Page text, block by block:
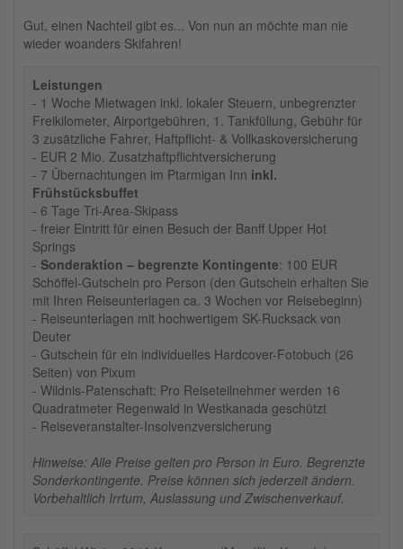
Gut, einen Nachteil gibt es... Von nun an möchte man nie
wieder woanders Skifahren!
Leistungen
- 1 Woche Mietwagen inkl. lokaler Steuern, unbegrenzter
Freikilometer, Airportgebühren, 1. Tankfüllung, Gebühr für
3 zusätzliche Fahrer, Haftpflicht- & Vollkaskoversicherung
- EUR 2 Mio. Zusatzhaftpflichtversicherung
- 7 Übernachtungen im Ptarmigan Inn inkl.
Frühstücksbuffet
- 6 Tage Tri-Area-Skipass
- freier Eintritt für einen Besuch der Banff Upper Hot
Springs
- Sonderaktion – begrenzte Kontingente: 100 EUR
Schöffel-Gutschein pro Person (den Gutschein erhalten Sie
mit Ihren Reiseunterlagen ca. 3 Wochen vor Reisebeginn)
- Reiseunterlagen mit hochwertigem SK-Rucksack von
Deuter
- Gutschein für ein individuelles Hardcover-Fotobuch (26
Seiten) von Pixum
- Wildnis-Patenschaft: Pro Reiseteilnehmer werden 16
Quadratmeter Regenwald in Westkanada geschützt
- Reiseveranstalter-Insolvenzversicherung
Hinweise: Alle Preise gelten pro Person in Euro. Begrenzte
Sonderkontingente. Preise können sich jederzeit ändern.
Vorbehaltlich Irrtum, Auslassung und Zwischenverkauf.